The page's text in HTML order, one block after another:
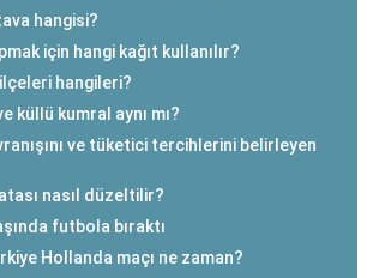
hangisi?
için hangi kağıt kullanılır?
hangileri?
küllü kumral aynı mı?
ve tüketici tercihlerini belirleyen
nasıl düzeltilir?
futbola bıraktı
Hollanda maçı ne zaman?